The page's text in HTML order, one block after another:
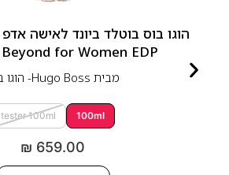
Bottled Beyond for Women EDP
מבית Hugo Boss- הוגו בוס
100ml
tester 100ml
₪ 659.00